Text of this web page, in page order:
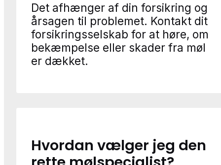
Det afhænger af din forsikring og
årsagen til problemet. Kontakt dit
forsikringsselskab for at høre, om
bekæmpelse eller skader fra møl
er dækket.
Hvordan vælger jeg den